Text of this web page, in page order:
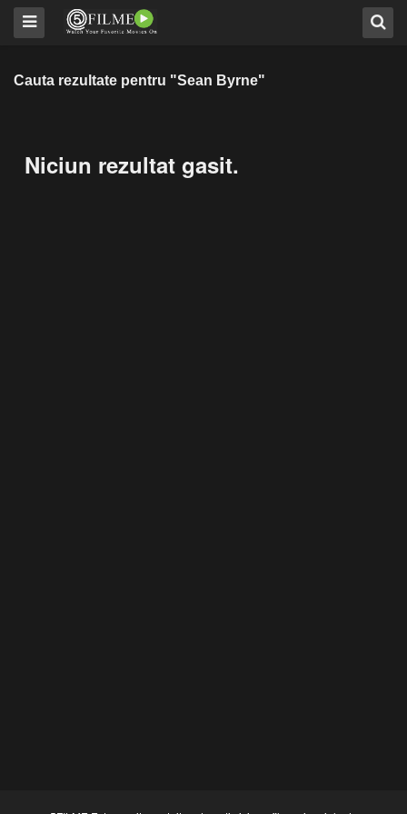
Cauta rezultate pentru "Sean Byrne"
Niciun rezultat gasit.